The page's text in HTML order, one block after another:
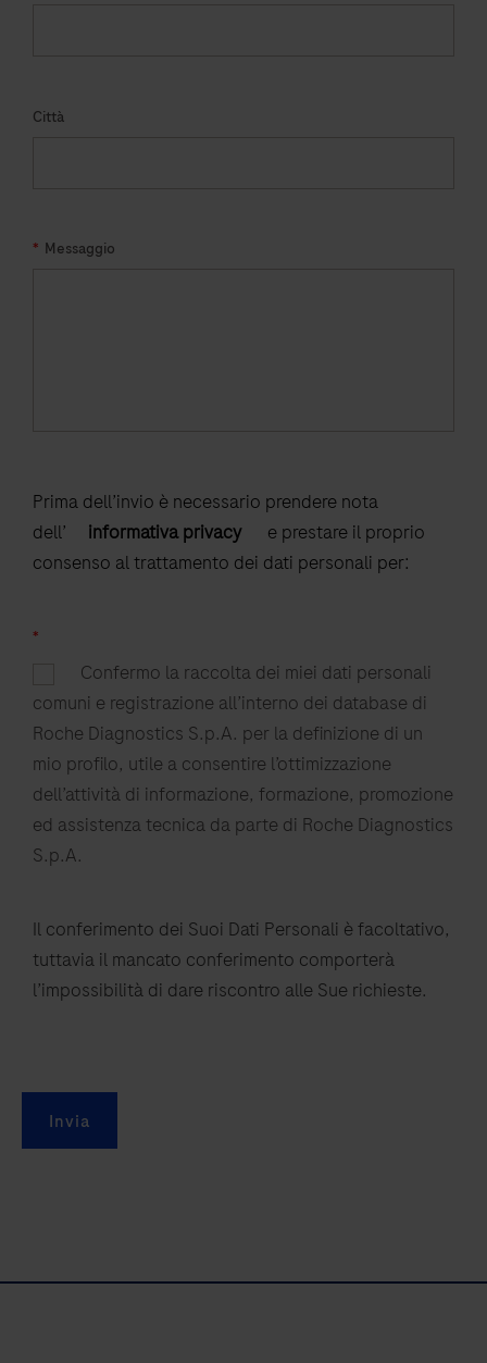
Città
* Messaggio
Prima dell’invio è necessario prendere nota
dell’
informativa privacy
e prestare il proprio
consenso al trattamento dei dati personali per:
*
Confermo la raccolta dei miei dati personali
comuni e registrazione all’interno dei database di
Roche Diagnostics S.p.A. per la definizione di un
mio profilo, utile a consentire l’ottimizzazione
dell’attività di informazione, formazione, promozione
ed assistenza tecnica da parte di Roche Diagnostics
S.p.A.
Il conferimento dei Suoi Dati Personali è facoltativo,
tuttavia il mancato conferimento comporterà
l’impossibilità di dare riscontro alle Sue richieste.
Invia